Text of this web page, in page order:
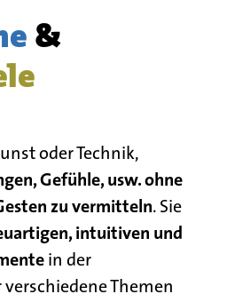
&
oder Technik,
Gefühle, usw. ohne
zu vermitteln. Sie
intuitiven und
in der
Themen